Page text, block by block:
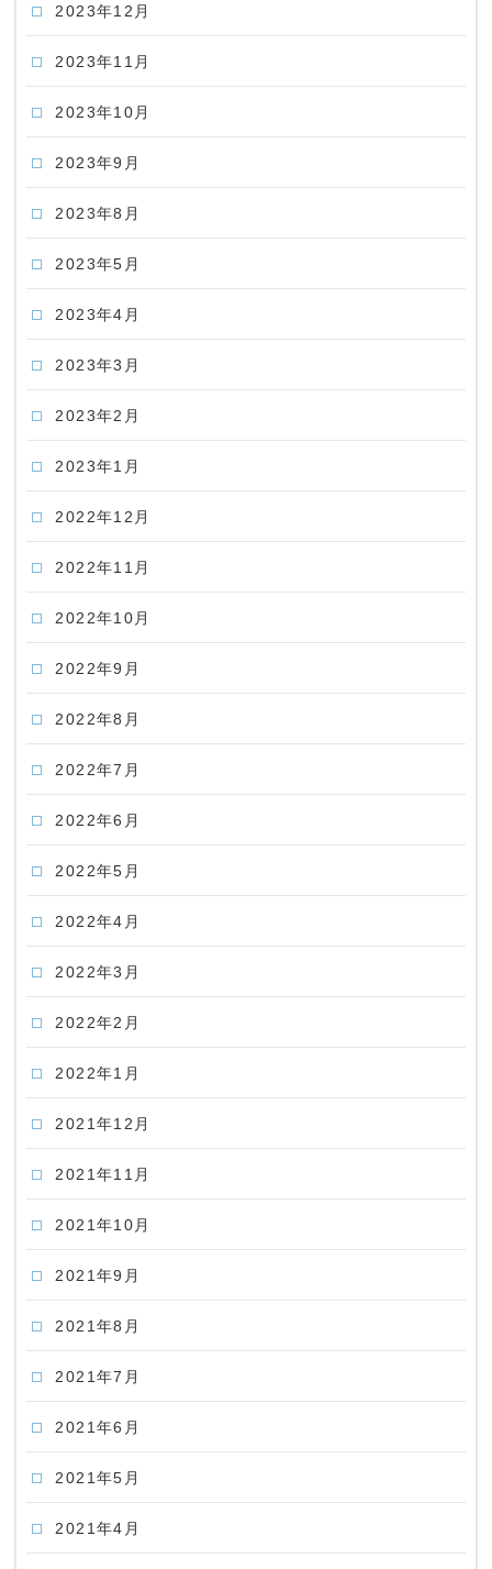
2023年12月
2023年11月
2023年10月
2023年9月
2023年8月
2023年5月
2023年4月
2023年3月
2023年2月
2023年1月
2022年12月
2022年11月
2022年10月
2022年9月
2022年8月
2022年7月
2022年6月
2022年5月
2022年4月
2022年3月
2022年2月
2022年1月
2021年12月
2021年11月
2021年10月
2021年9月
2021年8月
2021年7月
2021年6月
2021年5月
2021年4月